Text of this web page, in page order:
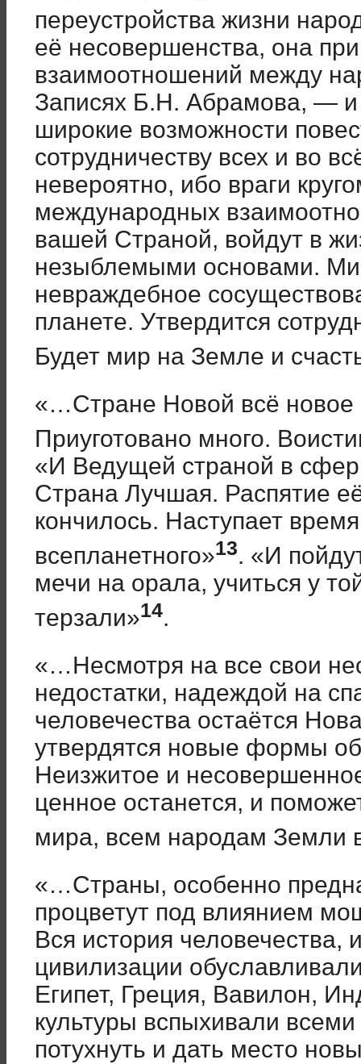
переустройства жизни
её несовершенства, она
взаимоотношений между
Записях Б.Н. Абрамова, —
широкие возможности
сотрудничеству всех и во
невероятно, ибо враги
международных
вашей Страной, войдут в
незыблемыми основами.
невраждебное
планете. Утвердится
Будет мир на Земле и
«…Стране Новой всё новое
Приуготовано много.
«И Ведущей страной в
Страна Лучшая. Распятие
кончилось. Наступает
всепланетного»13. «И
мечи на орала, учиться у
терзали»14.
«…Несмотря на все свои
недостатки, надеждой на
человечества остаётся
утвердятся новые формы
Неизжитое и
ценное останется, и
мира, всем народам Земли
«…Страны, особенно
процветут под влиянием
Вся история человечества,
цивилизации
Египет, Греция, Вавилон,
культуры вспыхивали
потухнуть и дать место